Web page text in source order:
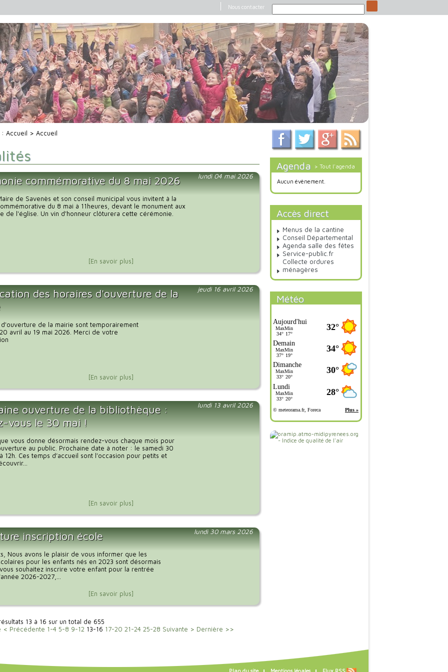
Nous contacter
:Accueil > Accueil
lundi 04 mai 2026
commémorative du 8 mai 2026
de Savenès et son conseil municipal vous invitent à la
du 8 mai à 11heures, devant le monument aux
de l'église. Un vin d'honneur clôturera cette cérémonie.
[En savoir plus]
jeudi 16 avril 2026
des horaires d'ouverture de la
d'ouverture de la mairie sont temporairement
avril au 19 mai 2026. Merci de votre
[En savoir plus]
lundi 13 avril 2026
ouverture de la bibliothèque :
vous le 30 mai !
vous donne désormais rendez-vous chaque mois pour
au public. Prochaine date à noter : le samedi 30
12h. Ces temps d’accueil sont l’occasion pour petits et
[En savoir plus]
lundi 30 mars 2026
inscription école
Nous avons le plaisir de vous informer que les
pour les enfants nés en 2023 sont désormais
souhaitez inscrire votre enfant pour la rentrée
2026-2027,...
[En savoir plus]
13 à 16 sur un total de 655
< Précédente 1-4 5-8 9-12 13-16 17-20 21-24 25-28 Suivante > Dernière >>
Agenda > Tout l'agenda
Aucun évènement.
Accès direct
Menus de la cantine
Conseil Départemental
Agenda salle des fêtes
Service-public.fr
Collecte ordures
ménagères
Météo